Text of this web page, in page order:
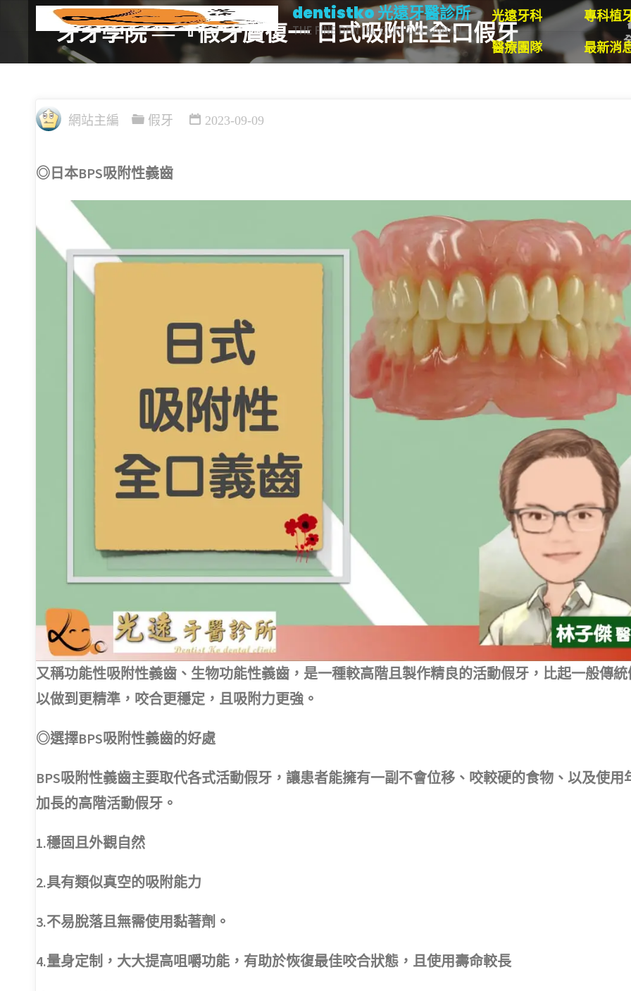
content
dentistko 光遠牙醫診所
THE FINE DENTAL CLINIC IN TAINAN
光遠牙科 專科植
醫療團隊 最新消
牙牙學院 —『假牙贗復一 日式吸附性全口假牙
網站主編 假牙 2023-09-09
◎日本BPS吸附性義齒
又稱功能性吸附性義齒、生物功能性義齒，是一種較高階且製作精良的活動假牙，比起一般傳
以做到更精準，咬合更穩定，且吸附力更強。
◎選擇BPS吸附性義齒的好處
BPS吸附性義齒主要取代各式活動假牙，讓患者能擁有一副不會位移、咬較硬的食物、以及使用
加長的高階活動假牙。
1.穩固且外觀自然
2.具有類似真空的吸附能力
3.不易脫落且無需使用黏著劑。
4.量身定制，大大提高咀嚼功能，有助於恢復最佳咬合狀態，且使用壽命較長